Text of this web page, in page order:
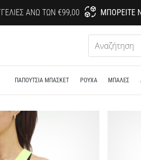
ΆΝΩ ΤΩΝ €99,00 ΜΠΟΡΕΊΤΕ
ΠΑΠΟΎΤΣΙΑ ΜΠΆΣΚΕΤ ΡΟΎΧΑ ΜΠΑΛΕΣ